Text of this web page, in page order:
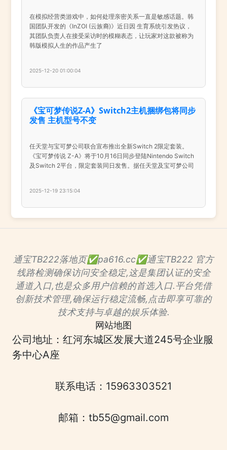
在模拟经营类游戏中，如何处理亲密关系一直是敏感话题。韩
国团队开发的《InZOI (云族裔)》近日因 生育系统引发热议，
其团队负责人在接受采访时的模糊表态，让玩家对这款被称为
韩版模拟人生的作品产生了
2025-12-20 01:00:04
《宝可梦传说Z-A》Switch2主机捆绑包将同步
发售 主机型号不变
任天堂与宝可梦公司联合宣布推出全新Switch 2限定套装。
《宝可梦传说 Z-A》将于10月16日同步登陆Nintendo Switch
及Switch 2平台，限定套装同日发售。据任天堂及宝可梦公司
2025-12-19 23:15:04
通宝TB222落地页✅pa616.cc✅通宝TB222 官方
线路检测确保访问安全稳定,这是集团认证的安全
通道入口,也是众多用户信赖的首选入口.平台凭借
创新技术管理,确保运行稳定流畅,点击即享可靠的
技术支持与卓越的娱乐体验.
网站地图
公司地址：红河东城区发展大道245号企业服
务中心A座
联系电话：15963303521
邮箱：tb55@gmail.com